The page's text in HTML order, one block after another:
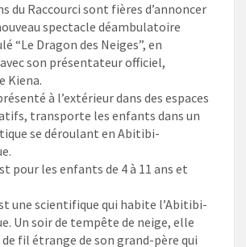
du Raccourci sont fières d’annoncer
spectacle déambulatoire
“Le Dragon des Neiges”, en
son présentateur officiel,
Kiena.
à l’extérieur dans des espaces
transporte les enfants dans un
se déroulant en Abitibi-
pour les enfants de 4 à 11 ans et
une scientifique qui habite l’Abitibi-
Un soir de tempête de neige, elle
fil étrange de son grand-père qui